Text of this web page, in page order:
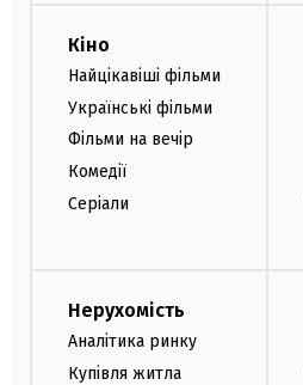
Кіно
Найцікавіші фільми
Українські фільми
Фільми на вечір
Комедії
Серіали
Нерухомість
Аналітика ринку
Купівля житла